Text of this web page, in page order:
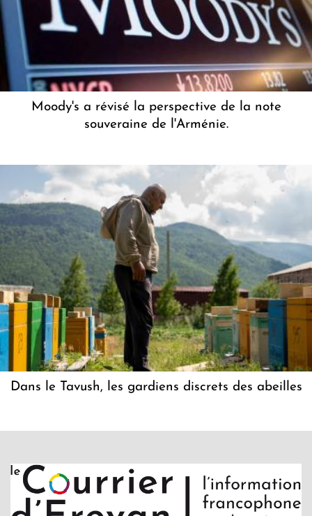
Moody's a révisé la perspective de la note
souveraine de l'Arménie.
Dans le Tavush, les gardiens discrets des abeilles